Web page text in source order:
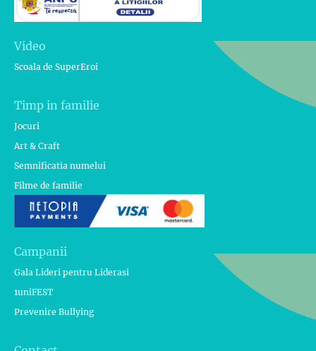
Video
Scoala de SuperEroi
Timp in familie
Jocuri
Art & Craft
Semnificatia numelui
Filme de familie
Campanii
Gala Lideri pentru Liderasi
1uniFEST
Prevenire Bullying